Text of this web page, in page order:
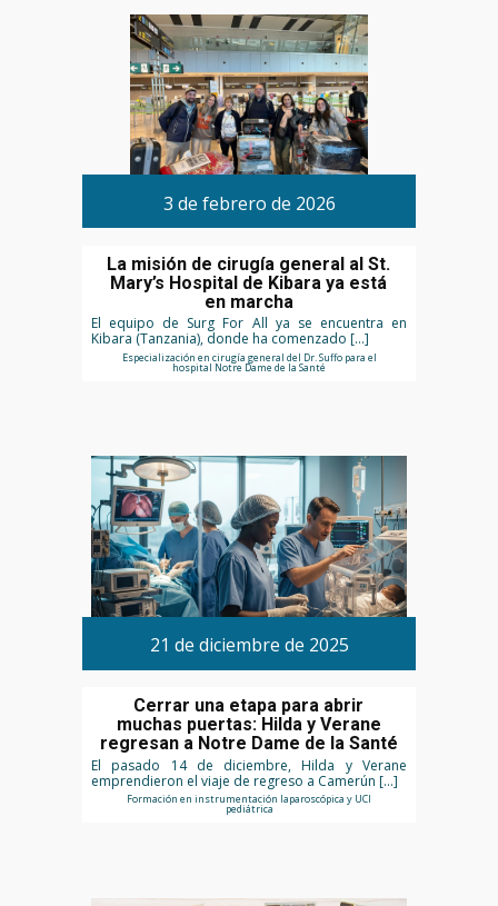
3 de febrero de 2026
La misión de cirugía general al St.
Mary’s Hospital de Kibara ya está
en marcha
El equipo de Surg For All ya se encuentra en
Kibara (Tanzania), donde ha comenzado […]
Especialización en cirugía general del Dr. Suffo para el
hospital Notre Dame de la Santé
21 de diciembre de 2025
Cerrar una etapa para abrir
muchas puertas: Hilda y Verane
regresan a Notre Dame de la Santé
El pasado 14 de diciembre, Hilda y Verane
emprendieron el viaje de regreso a Camerún […]
Formación en instrumentación laparoscópica y UCI
pediátrica